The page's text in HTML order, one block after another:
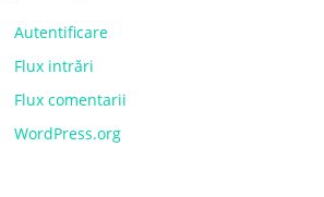
Autentificare
Flux intrări
Flux comentarii
WordPress.org